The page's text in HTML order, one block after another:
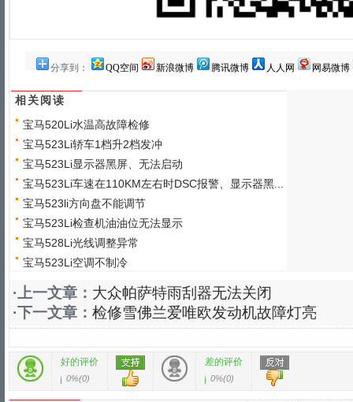
分享到： QQ空间 新浪微博 腾讯微博 人人网 网易微博
相关阅读
宝马520Li水温高故障检修
宝马523Li轿车1档升2档发冲
宝马523Li显示器黑屏、无法启动
宝马523Li车速在110KM左右时DSC报警、显示器黑...
宝马523li方向盘不能调节
宝马523Li检查机油油位无法显示
宝马528Li光线调整异常
宝马523Li空调不制冷
·上一文章： 大众帕萨特雨刮器无法关闭
·下一文章： 检修雪佛兰爱唯欧发动机故障灯亮
好的评价
0%(0)
差的评价
0%(0)